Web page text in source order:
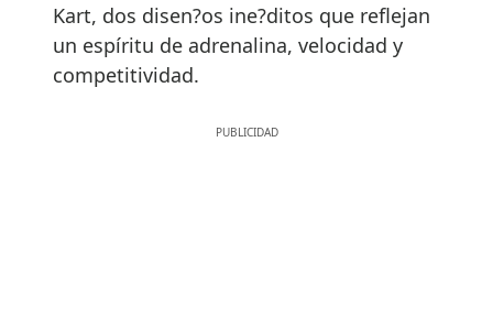
Kart, dos disen?os ine?ditos que reflejan
un espíritu de adrenalina, velocidad y
competitividad.